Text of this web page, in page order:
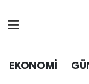
EKONOMİ
Nöbetçi